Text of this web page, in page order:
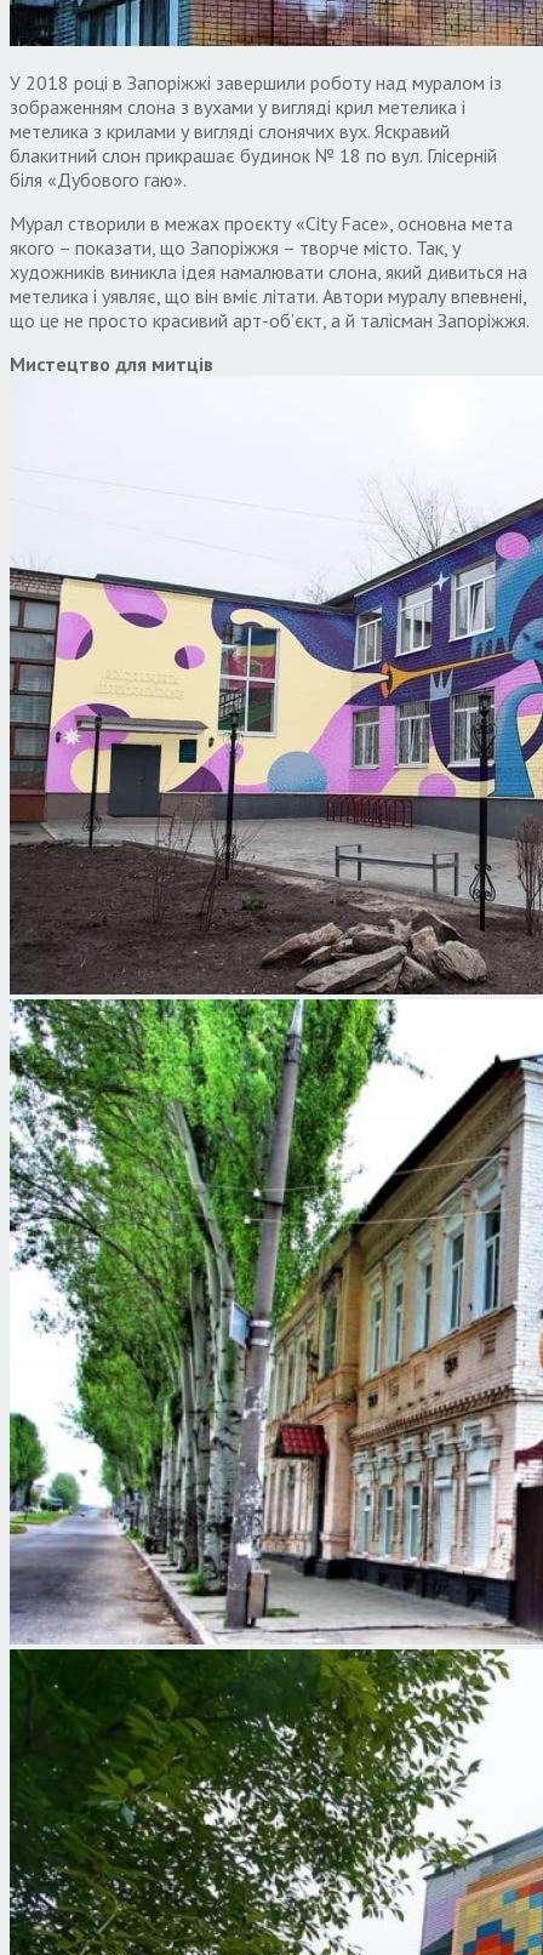
У 2018 році в Запоріжжі завершили роботу над муралом із
зображенням слона з вухами у вигляді крил метелика і
метелика з крилами у вигляді слонячих вух. Яскравий
блакитний слон прикрашає будинок № 18 по вул. Глісерній
біля «Дубового гаю».
Мурал створили в межах проєкту «City Face», основна мета
якого – показати, що Запоріжжя – творче місто. Так, у
художників виникла ідея намалювати слона, який дивиться на
метелика і уявляє, що він вміє літати. Автори муралу впевнені,
що це не просто красивий арт-об’єкт, а й талісман Запоріжжя.
Мистецтво для митців